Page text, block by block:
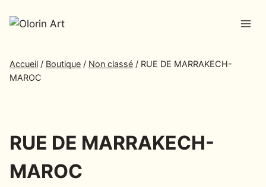
Accueil / Boutique / Non classé / RUE DE MARRAKECH-
MAROC
RUE DE MARRAKECH-
MAROC